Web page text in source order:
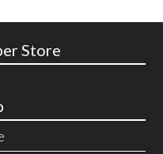
Store